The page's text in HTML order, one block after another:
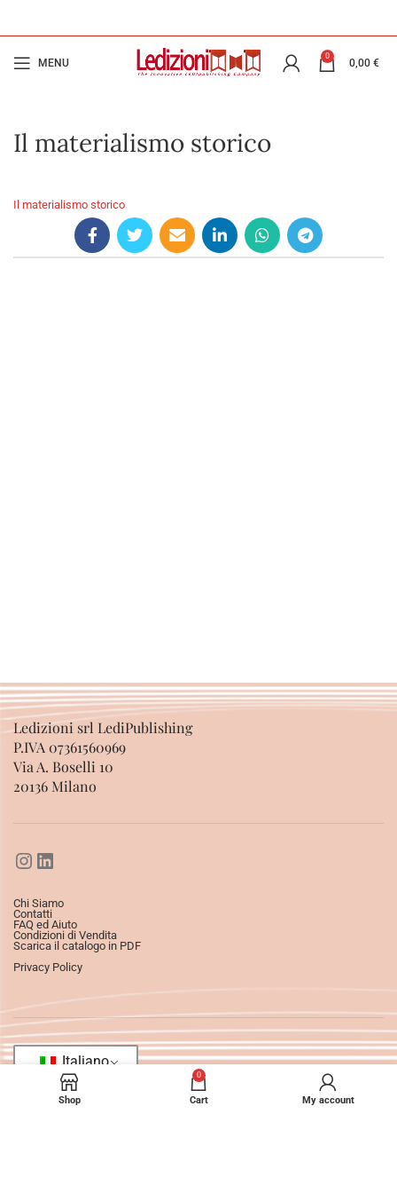
MENU
0
0,00 €
Il materialismo storico
Il materialismo storico
Ledizioni srl LediPublishing
P.IVA 07361560969
Via A. Boselli 10
20136 Milano
Chi Siamo
Contatti
FAQ ed Aiuto
Condizioni di Vendita
Scarica il catalogo in PDF
Privacy Policy
Italiano
Shop
0
Cart My account